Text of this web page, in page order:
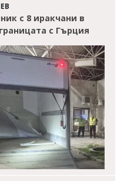
с 8 иракчани в
с Гърция